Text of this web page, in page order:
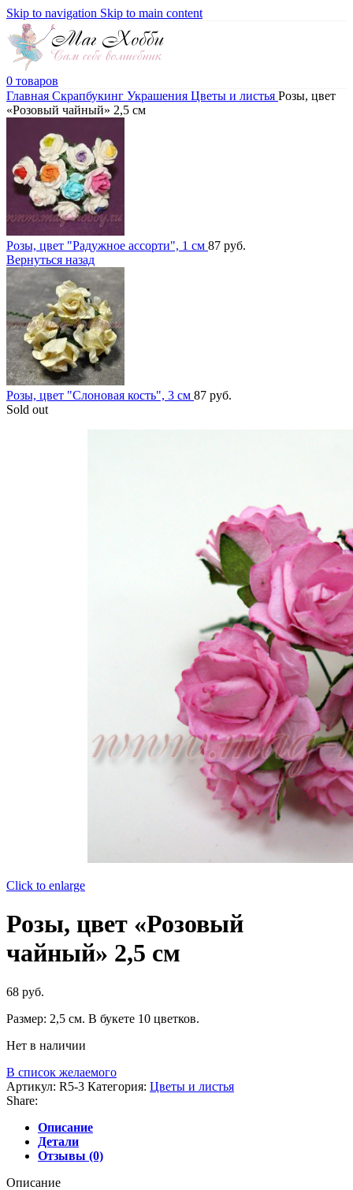
Skip to navigation Skip to main content
0 товаров
Главная Скрапбукинг Украшения Цветы и листья Розы, цвет
«Розовый чайный» 2,5 см
Розы, цвет "Радужное ассорти", 1 см 87 руб.
Вернуться назад
Розы, цвет "Слоновая кость", 3 см 87 руб.
Sold out
Click to enlarge
Розы, цвет «Розовый
чайный» 2,5 см
68 руб.
Размер: 2,5 см. В букете 10 цветков.
Нет в наличии
В список желаемого
Артикул: R5-3 Категория: Цветы и листья
Share:
Описание
Детали
Отзывы (0)
Описание